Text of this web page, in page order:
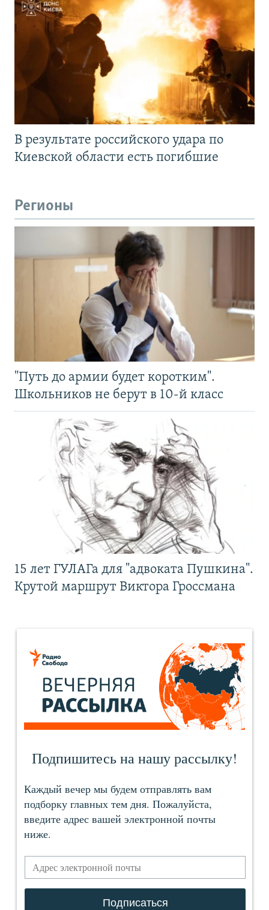
В результате российского удара по
Киевской области есть погибшие
Регионы
"Путь до армии будет коротким".
Школьников не берут в 10-й класс
15 лет ГУЛАГа для "адвоката Пушкина".
Крутой маршрут Виктора Гроссмана